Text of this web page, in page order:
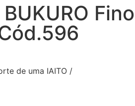
Fino
de uma IAITO /